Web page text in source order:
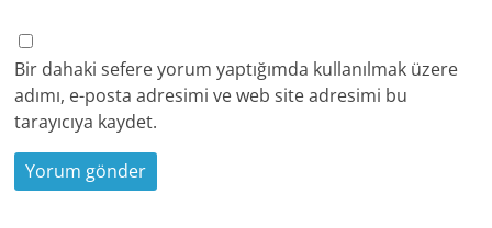
Bir dahaki sefere yorum yaptığımda kullanılmak üzere
adımı, e-posta adresimi ve web site adresimi bu
tarayıcıya kaydet.